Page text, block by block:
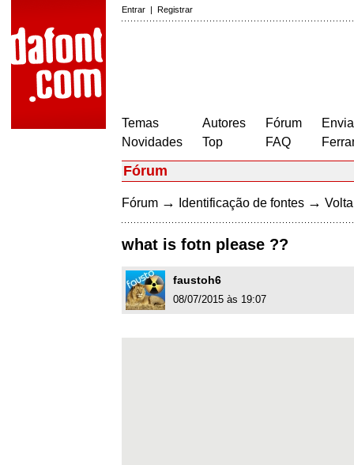
Entrar | Registrar
Temas
Novidades
Autores
Top
Fórum
FAQ
Fórum
Fórum → Identificação de fontes →
what is fotn please ??
faustoh6
08/07/2015 às 19:07